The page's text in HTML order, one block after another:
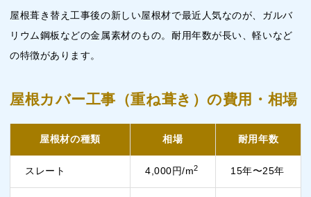
屋根葺き替え工事後の新しい屋根材で最近人気なのが、ガルバ
リウム鋼板などの金属素材のもの。耐用年数が長い、軽いなど
の特徴があります。
屋根カバー工事（重ね葺き）の費用・相場
屋根材の種類 相場 耐用年数
スレート 4,000円/m2 15年〜25年